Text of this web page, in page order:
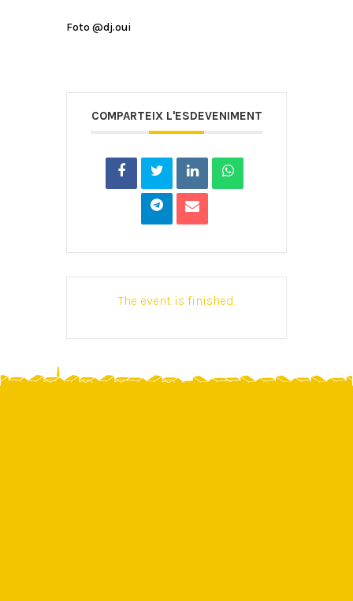
Foto @dj.oui
COMPARTEIX L'ESDEVENIMENT
The event is finished.